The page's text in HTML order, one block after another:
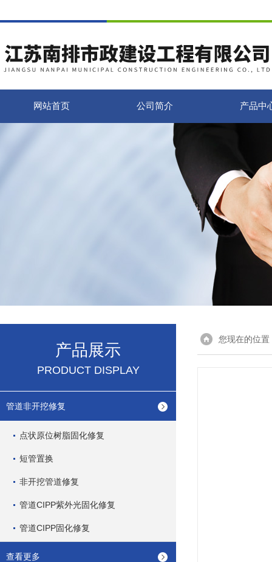
网站首页 公司简介 产品中
产品展示
PRODUCT DISPLAY
管道非开挖修复
点状原位树脂固化修复
短管置换
非开挖管道修复
管道CIPP紫外光固化修复
管道CIPP固化修复
查看更多
您现在的位置